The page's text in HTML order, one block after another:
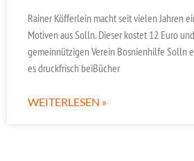
Rainer Köfferlein macht seit vielen Jahren
Motiven aus Solln. Dieser kostet 12 Euro
gemeinnützigen Verein Bosnienhilfe Solln
es druckfrisch beiBücher
WEITERLESEN »